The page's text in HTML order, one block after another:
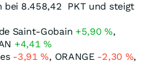
bei 8.458,42 PKTund steigt
Saint-Gobain +5,90%,
+4,41%
-3,91%, ORANGE -2,30 %,